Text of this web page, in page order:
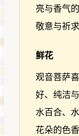
亮与香气
敬意与祈
鲜花
观音菩萨
好、纯洁
水百合、
花朵的色